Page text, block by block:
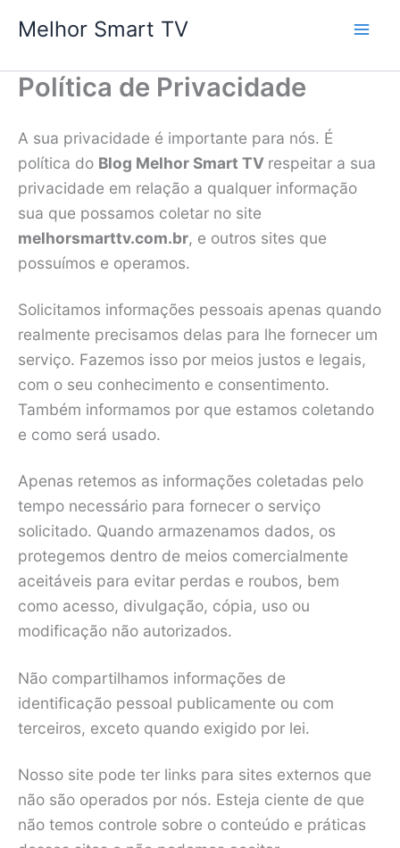
para
conteúdo
Melhor Smart TV
Política de Privacidade
A sua privacidade é importante para nós. É
política do Blog Melhor Smart TV respeitar a sua
privacidade em relação a qualquer informação
sua que possamos coletar no site
melhorsmarttv.com.br, e outros sites que
possuímos e operamos.
Solicitamos informações pessoais apenas quando
realmente precisamos delas para lhe fornecer um
serviço. Fazemos isso por meios justos e legais,
com o seu conhecimento e consentimento.
Também informamos por que estamos coletando
e como será usado.
Apenas retemos as informações coletadas pelo
tempo necessário para fornecer o serviço
solicitado. Quando armazenamos dados, os
protegemos dentro de meios comercialmente
aceitáveis para evitar perdas e roubos, bem
como acesso, divulgação, cópia, uso ou
modificação não autorizados.
Não compartilhamos informações de
identificação pessoal publicamente ou com
terceiros, exceto quando exigido por lei.
Nosso site pode ter links para sites externos que
não são operados por nós. Esteja ciente de que
não temos controle sobre o conteúdo e práticas